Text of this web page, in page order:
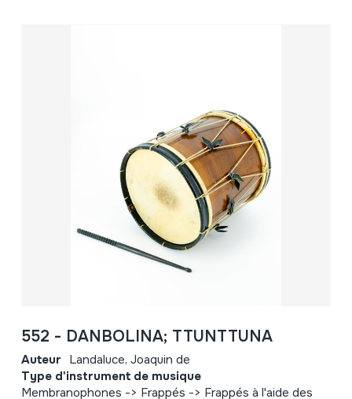
552 - DANBOLINA; TTUNTTUNA
Auteur Landaluce, Joaquin de
Type d'instrument de musique
Membranophones -> Frappés -> Frappés à l'aide des